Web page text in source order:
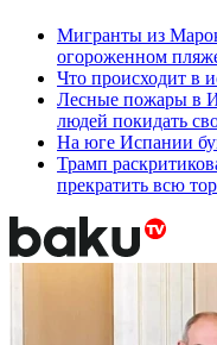
Мигранты из
огороженном
Что происходит в
Лесные пожары в
людей покидать
На юге Испании
Трамп
прекратить всю